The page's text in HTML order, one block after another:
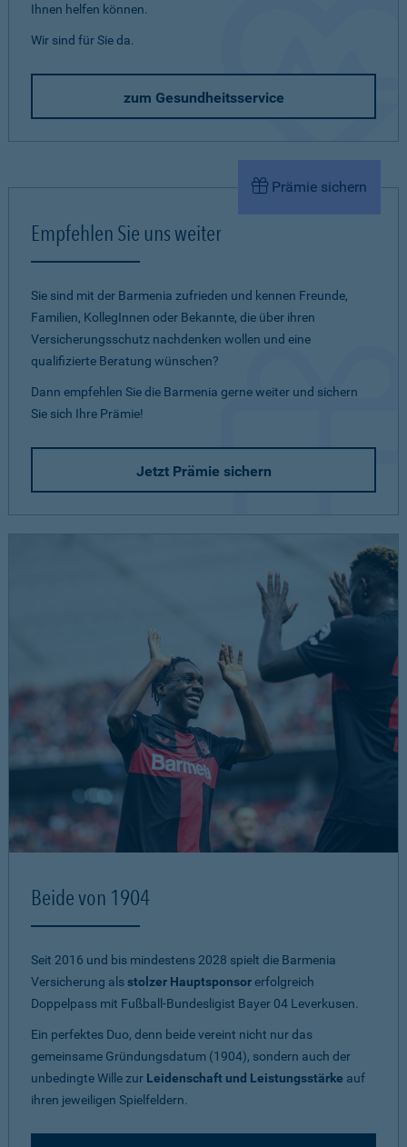
Ihnen helfen können.
Wir sind für Sie da.
zum Gesundheitsservice
Prämie sichern
Empfehlen Sie uns weiter
Sie sind mit der Barmenia zufrieden und kennen Freunde,
Familien, KollegInnen oder Bekannte, die über ihren
Versicherungsschutz nachdenken wollen und eine
qualifizierte Beratung wünschen?
Dann empfehlen Sie die Barmenia gerne weiter und sichern
Sie sich Ihre Prämie!
Jetzt Prämie sichern
Beide von 1904
Seit 2016 und bis mindestens 2028 spielt die Barmenia
Versicherung alsstolzer Hauptsponsorerfolgreich
Doppelpass mit Fußball-Bundesligist Bayer 04 Leverkusen.
Ein perfektes Duo, denn beide vereint nicht nur das
gemeinsame Gründungsdatum (1904), sondern auch der
unbedingte Wille zur Leidenschaft und Leistungsstärke auf
ihren jeweiligen Spielfeldern.